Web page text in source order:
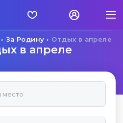
Отдых в апреле
За Родину
в апреле